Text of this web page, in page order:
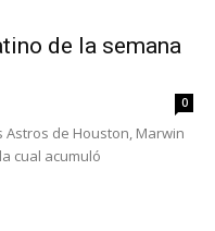
de la semana
0
Astros de Houston, Marwin
cual acumuló